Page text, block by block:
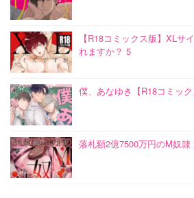
【R18コミックス版】XLサ
れますか？ 5
僕、あなゆき【R18コミック
落札額2億7500万円のM奴隷